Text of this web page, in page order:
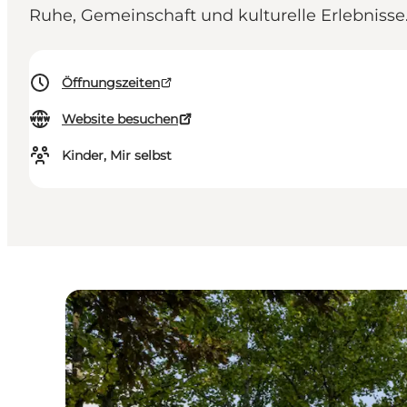
Ruhe, Gemeinschaft und kulturelle
Öffnungszeiten
Website besuchen
Kinder, Mir selbst